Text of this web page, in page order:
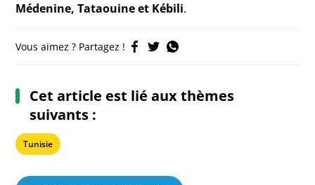
Médenine, Tataouine et Kébili.
Vous aimez ? Partagez !
Cet article est lié aux thèmes
suivants :
Tunisie